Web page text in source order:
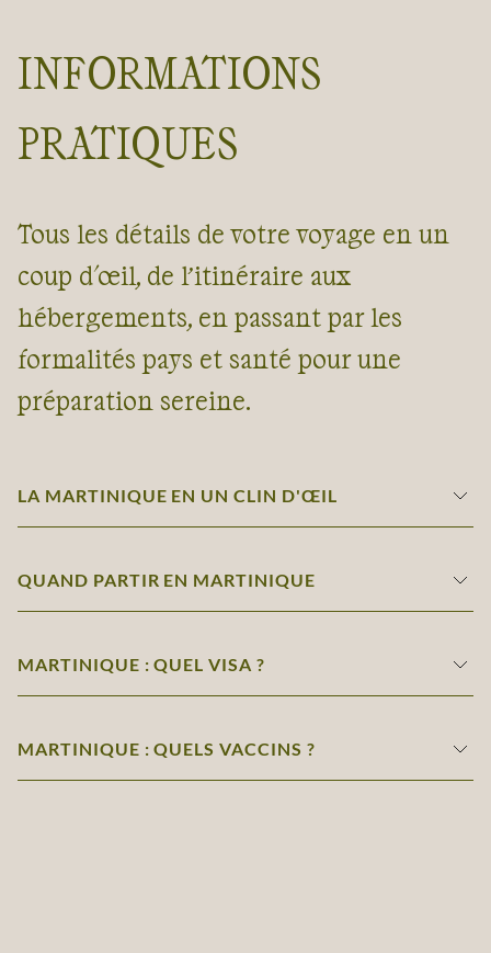
INFORMATIONS
PRATIQUES
Tous les détails de votre voyage en un
coup d'œil, de l’itinéraire aux
hébergements, en passant par les
formalités pays et santé pour une
préparation sereine.
LA MARTINIQUE EN UN CLIN D'ŒIL
QUAND PARTIR EN MARTINIQUE
MARTINIQUE : QUEL VISA ?
MARTINIQUE : QUELS VACCINS ?